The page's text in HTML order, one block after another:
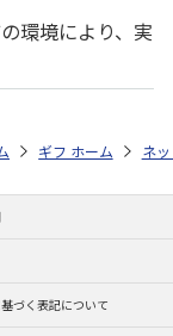
環境により、実
典返し 香彩堂 進
し 法要・香典返し
お祝い・贈りもの
ギフト通販 お
ホーム ネ
づく表記について